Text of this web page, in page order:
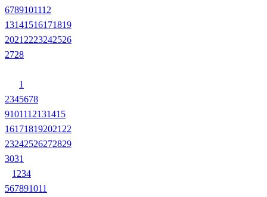
6789101112
13141516171819
2021 2223242526
2728
1
2345678
9101112131415
161718192021 22
23242526272829
3031
1 234
567891011